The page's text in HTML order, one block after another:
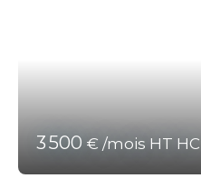
3 500 € /mois HT HC